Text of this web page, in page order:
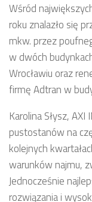
Wśród
roku znalazło się
mkw. przez
w dwóch
Wrocławiu oraz
firmę Adtran w
Karolina Słysz,
pustostanów na
kolejnych
warunków najmu,
Jednocześnie
rozwiązania i